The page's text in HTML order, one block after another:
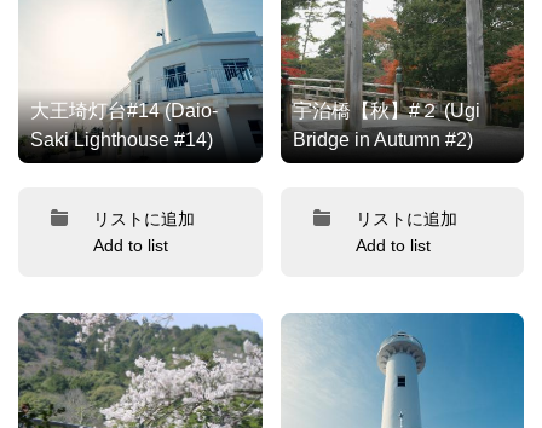
大王埼灯台#14 (Daio-
Saki Lighthouse #14)
リストに追加
Add to list
宇治橋【秋】#２ (Ugi
Bridge in Autumn #2)
リストに追加
Add to list